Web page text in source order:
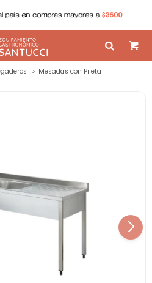
Mesadas con Pileta